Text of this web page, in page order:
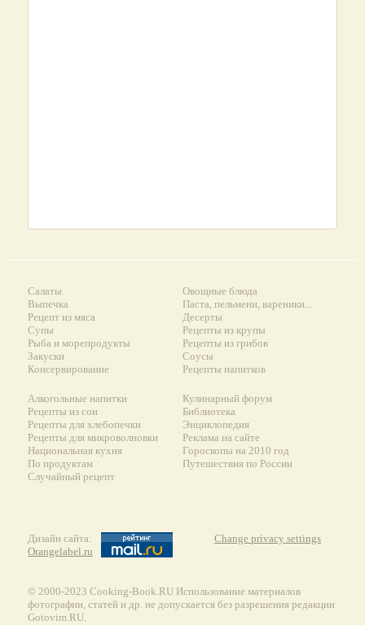
Салаты
Выпечка
Рецепт из мяса
Супы
Рыба и морепродукты
Закуски
Консервирование
Овощные блюда
Паста, пельмени, вареники...
Десерты
Рецепты из крупы
Рецепты из грибов
Соусы
Рецепты напитков
Алкогольные напитки
Рецепты из сои
Рецепты для хлебопечки
Рецепты для микроволновки
Национальная кухня
По продуктам
Случайный рецепт
Кулинарный форум
Библиотека
Энциклопедия
Реклама на сайте
Гороскопы на 2010 год
Путешествия по России
Дизайн сайта:
Orangelabel.ru
Change privacy settings
© 2000-2023 Сooking-Book.RU Использование материалов
фотографии, статей и др. не допускается без разрешения редакции
Gotovim.RU.